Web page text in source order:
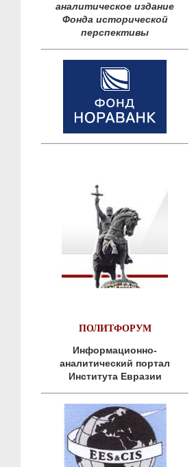
аналитическое издание
Фонда исторической
перспективы
ПОЛИТФОРУМ
Информационно-
аналитический портал
Института Евразии